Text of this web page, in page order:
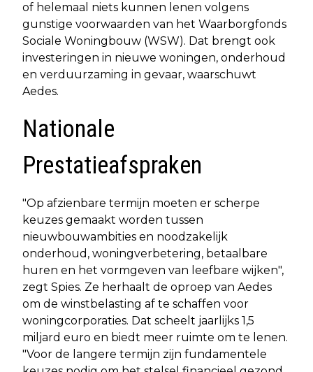
of helemaal niets kunnen lenen volgens
gunstige voorwaarden van het Waarborgfonds
Sociale Woningbouw (WSW). Dat brengt ook
investeringen in nieuwe woningen, onderhoud
en verduurzaming in gevaar, waarschuwt
Aedes.
Nationale
Prestatieafspraken
"Op afzienbare termijn moeten er scherpe
keuzes gemaakt worden tussen
nieuwbouwambities en noodzakelijk
onderhoud, woningverbetering, betaalbare
huren en het vormgeven van leefbare wijken",
zegt Spies. Ze herhaalt de oproep van Aedes
om de winstbelasting af te schaffen voor
woningcorporaties. Dat scheelt jaarlijks 1,5
miljard euro en biedt meer ruimte om te lenen.
"Voor de langere termijn zijn fundamentele